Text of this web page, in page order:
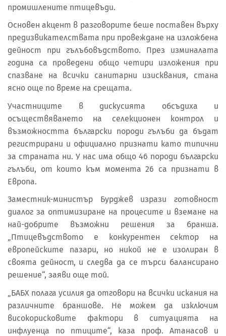
промишлените птицевъди.
Основен акцент в разговорите беше поставен върху
предизвикателствата при провеждане на изложбена
дейност при гълъбовъдството. През изминалата
година са проведени общо четири изложения при
спазване на всички санитарни изисквания, стана
ясно още по време на срещата.
Участниците в дискусията обсъдиха и
осъществяването на селекционен контрол и
възможността български породи гълъби да бъдат
регистрирани и официално признати като типични
за страната ни. У нас има общо 46 породи български
гълъби, от които към момента 26 са признати в
Европа.
Заместник-министър Бурджев изрази готовност
диалог за оптимизиране на процесите и вземане на
най-добрите възможни решения за бранша.
„Птицевъдството е конкурентен сектор на
европейските пазари, но никой не е изолиран в
своята дейност, и следва да се търси балансирано
решение“, заяви още той.
„БАБХ полага усилия да отговори на всички искания на
различните браншове. Не можем да изключим
високорисковите фактори в ситуацията на
инфлуенца по птиците“, каза проф. Атанасов и